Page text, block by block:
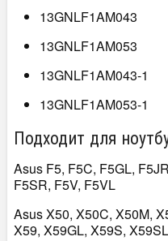
13GNLF1AM043
13GNLF1AM053
13GNLF1AM043-1
13GNLF1AM053-1
Подходит для
Asus F5, F5C, F5GL,
F5SR, F5V, F5VL
Asus X50, X50C, X50M,
X59, X59GL, X59S,